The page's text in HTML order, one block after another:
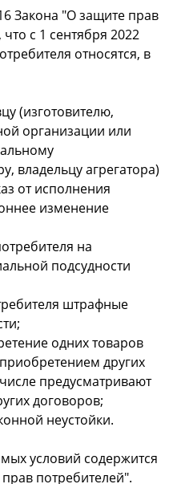
Закона "О защите прав
с 1 сентября 2022
относятся, в
(изготовителю,
организации или
владельцу агрегатора)
от исполнения
изменение
на
подсудности
штрафные
одних товаров
других
предусматривают
договоров;
неустойки.
условий содержится
потребителей".